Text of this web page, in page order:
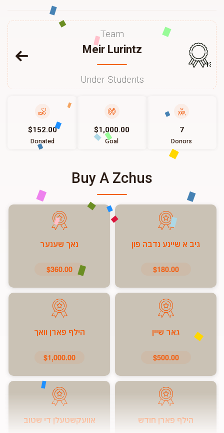
Team
Meir Lurintz
Under Students
136
$152.00
Donated
$1,000.00
Goal
7
Donors
Buy A Zchus
גיב א שיינע נדבה פון
$180.00
נאך שענער
$360.00
גאר שיין
$500.00
הילף פארן וואך
$1,000.00
הילף פארן חודש אוועקשטעלן די שטוב